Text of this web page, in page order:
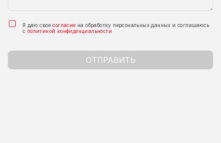
Я даю своесогласие на обработку персональных данных и соглашаюсь
с политикой конфиденциальности
ОТПРАВИТЬ